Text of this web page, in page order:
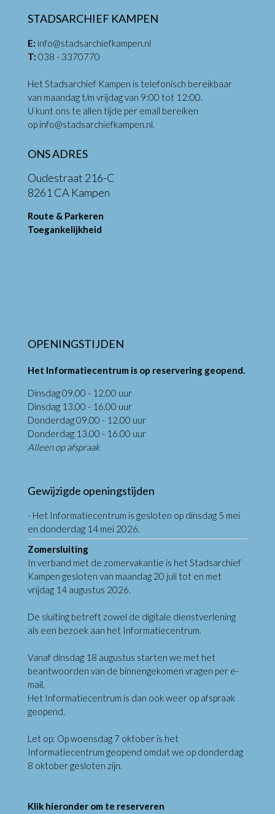
STADSARCHIEF KAMPEN
E: info@stadsarchiefkampen.nl
T: 038 - 3370770
Het Stadsarchief Kampen is telefonisch bereikbaar
van maandag t/m vrijdag van 9:00 tot 12:00.
U kunt ons te allen tijde per email bereiken
op info@stadsarchiefkampen.nl.
ONS ADRES
Oudestraat 216-C
8261 CA Kampen
Route & Parkeren
Toegankelijkheid
OPENINGSTIJDEN
Het Informatiecentrum is op reservering geopend.
Dinsdag 09.00 - 12.00 uur
Dinsdag 13.00 - 16.00 uur
Donderdag 09.00 - 12.00 uur
Donderdag 13.00 - 16.00 uur
Alleen op afspraak
Gewijzigde openingstijden
- Het Informatiecentrum is gesloten op dinsdag 5 mei
en donderdag 14 mei 2026.
Zomersluiting
In verband met de zomervakantie is het Stadsarchief
Kampen gesloten van maandag 20 juli tot en met
vrijdag 14 augustus 2026.
De sluiting betreft zowel de digitale dienstverlening
als een bezoek aan het Informatiecentrum.
Vanaf dinsdag 18 augustus starten we met het
beantwoorden van de binnengekomen vragen per e-
mail.
Het Informatiecentrum is dan ook weer op afspraak
geopend.
Let op: Op woensdag 7 oktober is het
Informatiecentrum geopend omdat we op donderdag
8 oktober gesloten zijn.
Klik hieronder om te reserveren